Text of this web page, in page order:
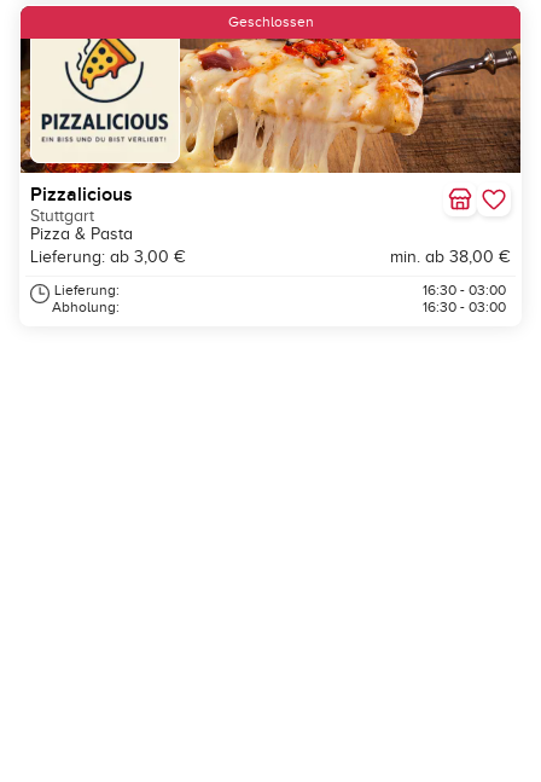
Geschlossen
Pizzalicious
Stuttgart
Pizza & Pasta
Lieferung: ab 3,00 €
min. ab 38,00 €
Lieferung:
Abholung:
16:30 - 03:00
16:30 - 03:00